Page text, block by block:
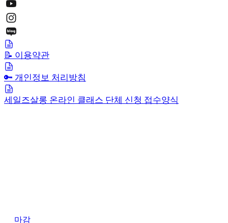
📝 이용약관
🔑 개인정보 처리방침
세일즈살롱 온라인 클래스 단체 신청 접수양식
마감